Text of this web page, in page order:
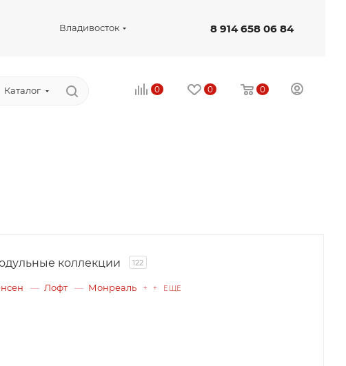
Владивосток 8 914 658 06 84
Каталог 0 0 0
коллекции 122
Лофт Монреаль + + ЕЩЕ